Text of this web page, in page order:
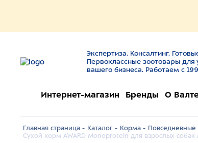
Экспертиза. Консалтинг.
Первоклассные зоотовары для
вашего бизнеса. Работаем с
Интернет-магазин Бренды О
Главная страница - Каталог - Корма -
Сухой корм AWARD Monoprotein для взрослых